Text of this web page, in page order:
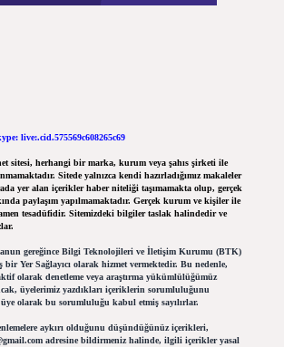
live:.cid.575569c608265c69
sitesi, herhangi bir marka, kurum veya şahıs şirketi ile
Sitede yalnızca kendi hazırladığımız makaleler
yer alan içerikler haber niteliği taşımamakta olup, gerçek
paylaşım yapılmamaktadır. Gerçek kurum ve kişiler ile
tesadüfidir. Sitemizdeki bilgiler taslak halindedir ve
gereğince Bilgi Teknolojileri ve İletişim Kurumu (BTK)
bir Yer Sağlayıcı olarak hizmet vermektedir. Bu nedenle,
olarak denetleme veya araştırma yükümlülüğümüz
üyelerimiz yazdıkları içeriklerin sorumluluğunu
üye olarak bu sorumluluğu kabul etmiş sayılırlar.
aykırı olduğunu düşündüğünüz içerikleri,
adresine bildirmeniz halinde, ilgili içerikler yasal